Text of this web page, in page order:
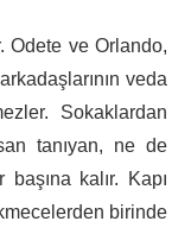
Odete ve Orlando,
veda
Sokaklardan
tanıyan, ne de
kalır. Kapı
birinde